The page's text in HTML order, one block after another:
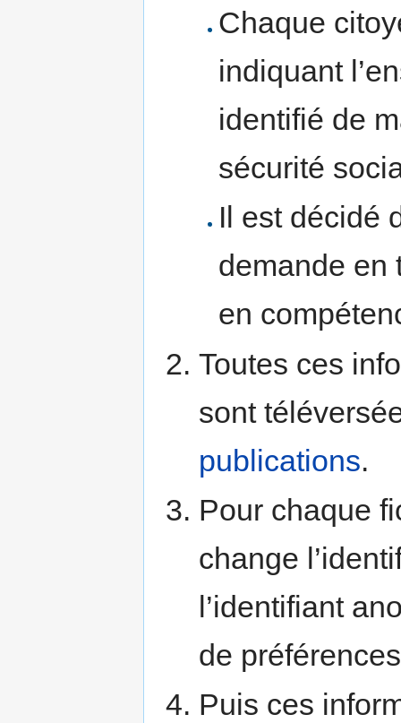
Chaque
indiquant
identifié de
sécurité
Il est décidé
demande en
en
Toutes ces
sont
publications.
Pour chaque
change
l’identifiant
de
Puis ces